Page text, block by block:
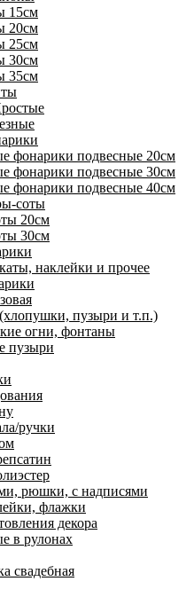
15см
20см
25см
30см
35см
фонарики подвесные 20см
фонарики подвесные 30см
фонарики подвесные 40см
соты
20см
30см
наклейки и прочее
пузыри и т.п.)
огни, фонтаны
пузыри
ручки
рюшки, с надписями
флажки
декора
в рулонах
свадебная